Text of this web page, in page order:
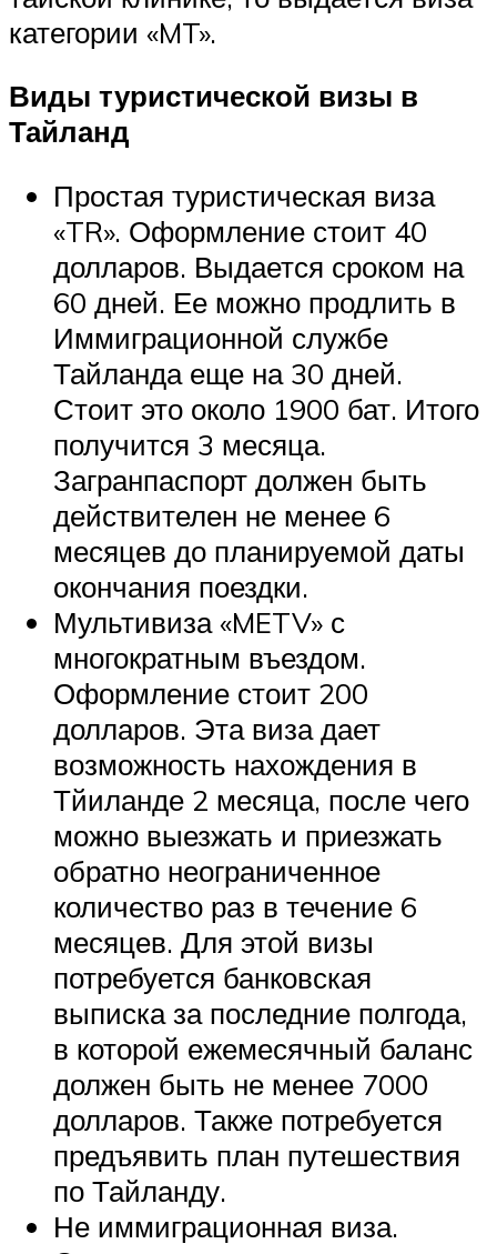
категории «MT».
Виды туристической визы в
Тайланд
Простая туристическая виза
«TR». Оформление стоит 40
долларов. Выдается сроком на
60 дней. Ее можно продлить в
Иммиграционной службе
Тайланда еще на 30 дней.
Стоит это около 1900 бат. Итого
получится 3 месяца.
Загранпаспорт должен быть
действителен не менее 6
месяцев до планируемой даты
окончания поездки.
Мультивиза «METV» с
многократным въездом.
Оформление стоит 200
долларов. Эта виза дает
возможность нахождения в
Тйиланде 2 месяца, после чего
можно выезжать и приезжать
обратно неограниченное
количество раз в течение 6
месяцев. Для этой визы
потребуется банковская
выписка за последние полгода,
в которой ежемесячный баланс
должен быть не менее 7000
долларов. Также потребуется
предъявить план путешествия
по Тайланду.
Не иммиграционная виза.